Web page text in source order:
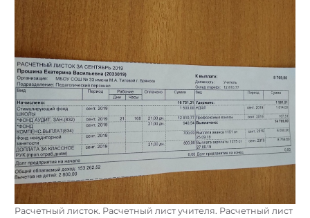
Расчетный листок. Расчетный лист учителя. Расчетный лист